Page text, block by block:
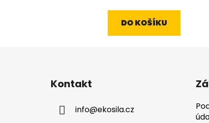
DO KOŠÍKU
Kontakt
info@ekosila.cz